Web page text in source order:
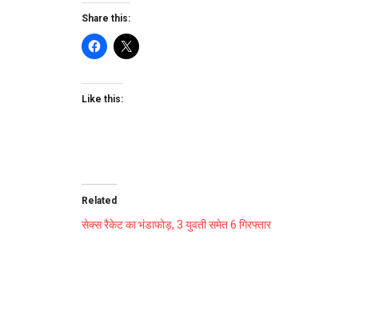
Share this:
Like this:
Related
सेक्स रैकेट का भंडाफोड़, 3 युवती समेत 6 गिरफ्तार